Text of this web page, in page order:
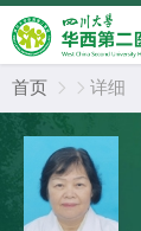
首页   详细